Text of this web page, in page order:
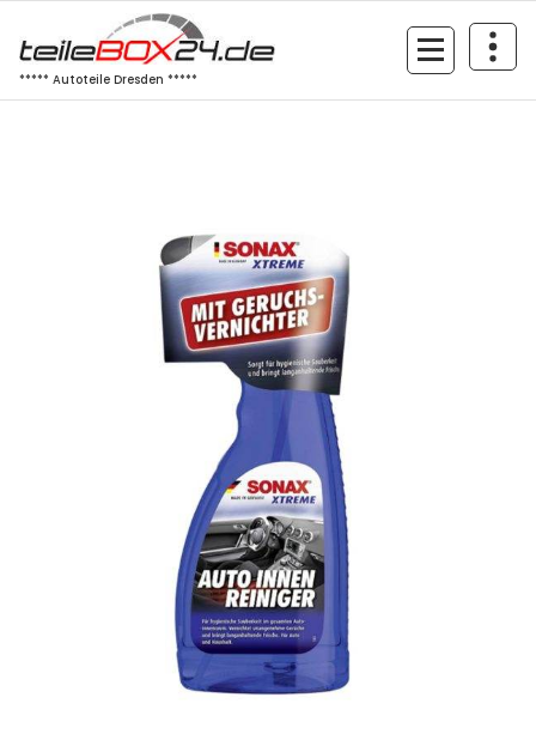
Inhalt
springen
***** Autoteile Dresden *****